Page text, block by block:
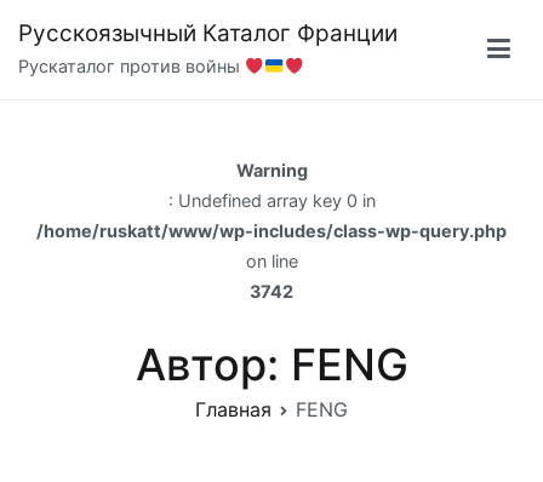
содержимому
Русскоязычный Каталог Франции
Рускаталог против войны
Warning
: Undefined array key 0 in
/home/ruskatt/www/wp-includes/class-wp-query.php
on line
3742
Автор: FENG
Главная FENG